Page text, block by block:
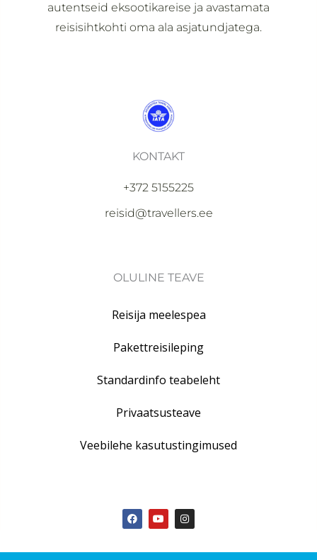
autentseid eksootikareise ja avastamata
reisisihtkohti oma ala asjatundjatega.
KONTAKT
+372 5155225
reisid@travellers.ee
OLULINE TEAVE
Reisija meelespea
Pakettreisileping
Standardinfo teabeleht
Privaatsusteave
Veebilehe kasutustingimused
F
a
c
b
Y
o
u
u
I
n
s
a